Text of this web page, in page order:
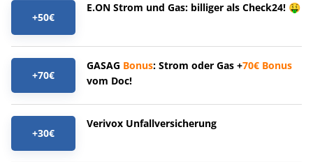
+50€
E.ON Strom und Gas: billiger als Check24! 🤑
+70€
GASAG Bonus: Strom oder Gas +70€ Bonus
vom Doc!
+30€
Verivox Unfallversicherung